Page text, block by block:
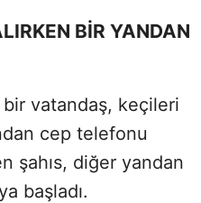
BİR YANDAN
bir vatandaş, keçileri
cep telefonu
şahıs, diğer yandan
başladı.